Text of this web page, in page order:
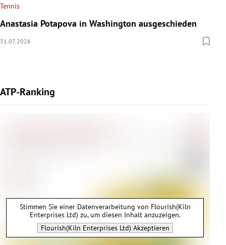
Tennis
Anastasia Potapova in Washington ausgeschieden
31.07.2026
ATP-Ranking
Stimmen Sie einer Datenverarbeitung von Flourish(Kiln
Enterprises Ltd) zu, um diesen Inhalt anzuzeigen.
Flourish(Kiln Enterprises Ltd) Akzeptieren